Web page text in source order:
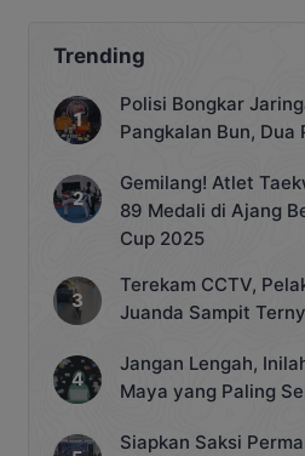
Trending
Polisi Bongkar
Pangkalan Bun, Dua
Gemilang! Atlet
89 Medali di Ajang
Cup 2025
Terekam CCTV,
Juanda Sampit
Jangan Lengah,
Maya yang Paling
Siapkan Saksi